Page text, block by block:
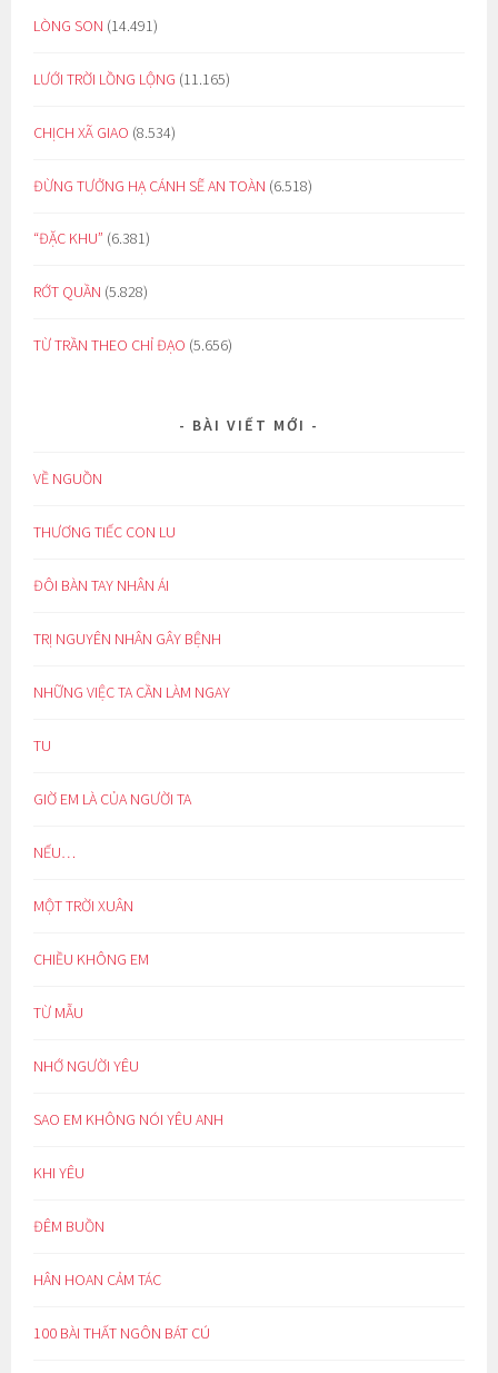
LÒNG SON (14.491)
LƯỚI TRỜI LỒNG LỘNG (11.165)
CHỊCH XÃ GIAO (8.534)
ĐỪNG TƯỞNG HẠ CÁNH SẼ AN TOÀN (6.518)
“ĐẶC KHU” (6.381)
RỚT QUẦN (5.828)
TỪ TRẦN THEO CHỈ ĐẠO (5.656)
BÀI VIẾT MỚI
VỀ NGUỒN
THƯƠNG TIẾC CON LU
ĐÔI BÀN TAY NHÂN ÁI
TRỊ NGUYÊN NHÂN GÂY BỆNH
NHỮNG VIỆC TA CẦN LÀM NGAY
TU
GIỜ EM LÀ CỦA NGƯỜI TA
NẾU…
MỘT TRỜI XUÂN
CHIỀU KHÔNG EM
TỪ MẪU
NHỚ NGƯỜI YÊU
SAO EM KHÔNG NÓI YÊU ANH
KHI YÊU
ĐÊM BUỒN
HÂN HOAN CẢM TÁC
100 BÀI THẤT NGÔN BÁT CÚ